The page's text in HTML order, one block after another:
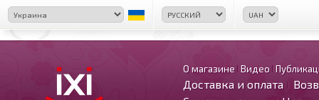
О магазине Видео
Доставка и оплата